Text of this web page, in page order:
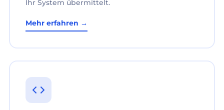
Ihr System übermittelt.
Mehr erfahren →